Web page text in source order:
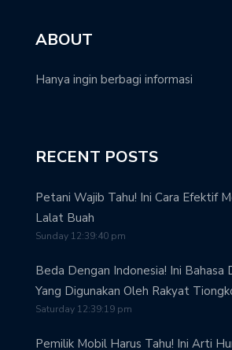
ABOUT
Hanya ingin berbagi informasi
RECENT POSTS
Petani Wajib Tahu! Ini Cara Efektif
Lalat Buah
Sunday 12:39:40 pm
Beda Dengan Indonesia! Ini Bahasa
Yang Digunakan Oleh Rakyat
Saturday 12:39:19 pm
Pemilik Mobil Harus Tahu! Ini Arti